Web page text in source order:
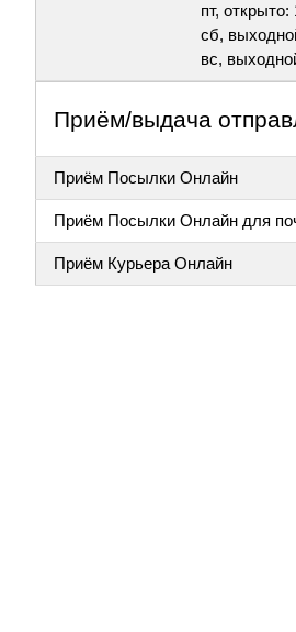
пт,
сб,
вс,
Приём/выдача
Приём Посылки Онлайн
Приём Посылки Онлайн для
Приём Курьера Онлайн